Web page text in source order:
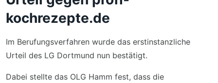
kochrezepte.de
Im Berufungsverfahren wurde das erstinstanzliche
Urteil des LG Dortmund nun bestätigt.
Dabei stellte das OLG Hamm fest, dass die